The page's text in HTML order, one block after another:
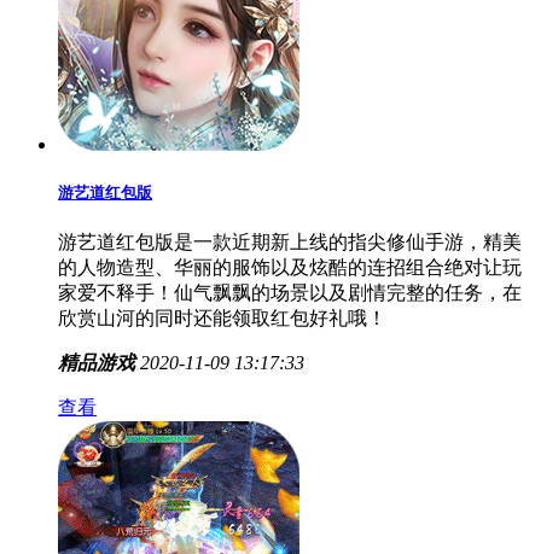
游艺道红包版
游艺道红包版是一款近期新上线的指尖修仙手游，精美
的人物造型、华丽的服饰以及炫酷的连招组合绝对让玩
家爱不释手！仙气飘飘的场景以及剧情完整的任务，在
欣赏山河的同时还能领取红包好礼哦！
精品游戏 2020-11-09 13:17:33
查看